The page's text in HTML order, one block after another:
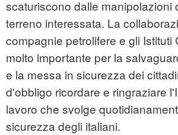
scaturiscono dalle manipolazioni
terreno interessata. La
compagnie petrolifere e gli Istituti
molto importante per la
e la messa in sicurezza dei
d'obbligo ricordare e ringraziare
lavoro che svolge
sicurezza degli italiani.